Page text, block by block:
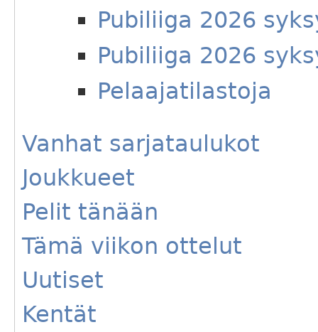
Pubiliiga 2026
Pubiliiga 2026
Pelaajatilastoja
Vanhat sarjataulukot
Joukkueet
Pelit tänään
Tämä viikon ottelut
Uutiset
Kentät